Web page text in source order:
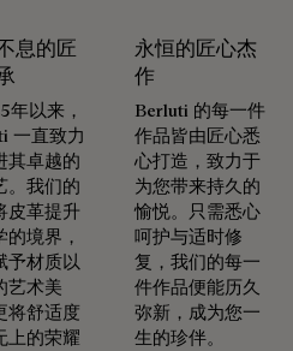
含原始化石塑料，全都使用可持
最后用抛光手套用力擦亮以恢
匠艺传承，令每件作品化为别
所承载的故事与情感。 精品店臻
法染色工艺的色泽随岁月流转，
息的匠
年以来，
一直致力
其卓越的
。我们的
皮革提升
的境界，
予材质以
艺术美
将舒适度
上的荣耀
永恒的匠心杰
作
Berluti 的每一件
作品皆由匠心悉
心打造，致力于
为您带来持久的
愉悦。只需悉心
呵护与适时修
复，我们的每一
件作品便能历久
弥新，成为您一
生的珍伴。